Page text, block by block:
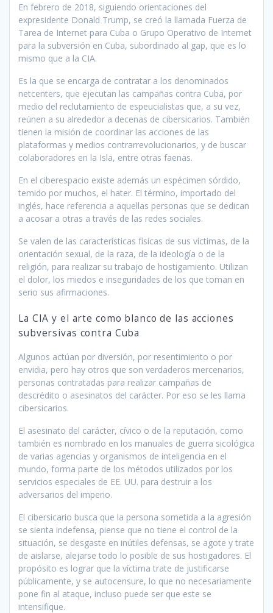
En febrero de 2018, siguiendo orientaciones del
expresidente Donald Trump, se creó la llamada Fuerza de
Tarea de Internet para Cuba o Grupo Operativo de Internet
para la subversión en Cuba, subordinado al gap, que es lo
mismo que a la CIA.
Es la que se encarga de contratar a los denominados
netcenters, que ejecutan las campañas contra Cuba, por
medio del reclutamiento de espeucialistas que, a su vez,
reúnen a su alrededor a decenas de cibersicarios. También
tienen la misión de coordinar las acciones de las
plataformas y medios contrarrevolucionarios, y de buscar
colaboradores en la Isla, entre otras faenas.
En el ciberespacio existe además un espécimen sórdido,
temido por muchos, el hater. El término, importado del
inglés, hace referencia a aquellas personas que se dedican
a acosar a otras a través de las redes sociales.
Se valen de las características físicas de sus víctimas, de la
orientación sexual, de la raza, de la ideología o de la
religión, para realizar su trabajo de hostigamiento. Utilizan
el dolor, los miedos e inseguridades de los que toman en
serio sus afirmaciones.
La CIA y el arte como blanco de las acciones
subversivas contra Cuba
Algunos actúan por diversión, por resentimiento o por
envidia, pero hay otros que son verdaderos mercenarios,
personas contratadas para realizar campañas de
descrédito o asesinatos del carácter. Por eso se les llama
cibersicarios.
El asesinato del carácter, cívico o de la reputación, como
también es nombrado en los manuales de guerra sicológica
de varias agencias y organismos de inteligencia en el
mundo, forma parte de los métodos utilizados por los
servicios especiales de EE. UU. para destruir a los
adversarios del imperio.
El cibersicario busca que la persona sometida a la agresión
se sienta indefensa, piense que no tiene el control de la
situación, se desgaste en inútiles defensas, se agote y trate
de aislarse, alejarse todo lo posible de sus hostigadores. El
propósito es lograr que la víctima trate de justificarse
públicamente, y se autocensure, lo que no necesariamente
pone fin al ataque, incluso puede ser que este se
intensifique.